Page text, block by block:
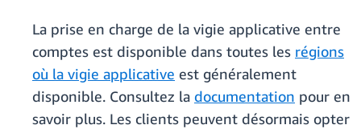
La prise en charge de la vigie applicative entre
comptes est disponible dans toutes les régions
où la vigie applicative est généralement
disponible. Consultez la documentation pour en
savoir plus. Les clients peuvent désormais opter